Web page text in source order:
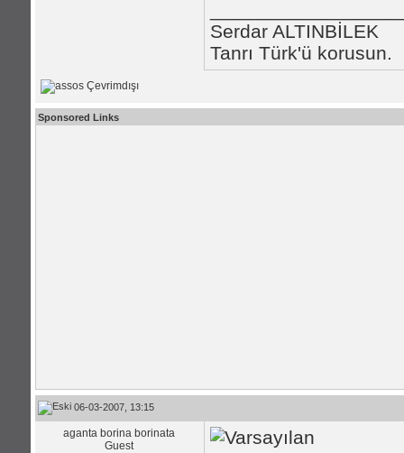
Serdar ALTINBİLEK
Tanrı Türk'ü korusun.
Sponsored Links
06-03-2007, 13:15
aganta borina borinata
Guest